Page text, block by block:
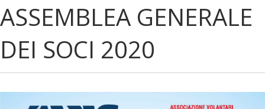
ASSEMBLEA GENERALE
DEI SOCI 2020